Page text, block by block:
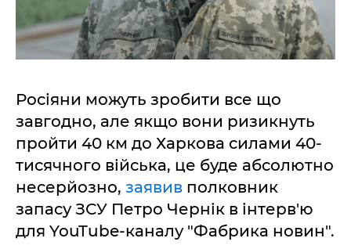
Росіяни можуть зробити все що
завгодно, але якщо вони ризикнуть
пройти 40 км до Харкова силами 40-
тисячного війська, це буде абсолютно
несерйозно, заявив полковник
запасу ЗСУ Петро Чернік в інтерв'ю
для YouTube-каналу "Фабрика новин".